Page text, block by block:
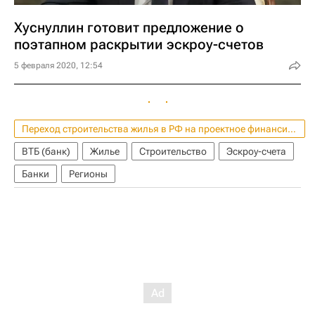
Хуснуллин готовит предложение о
поэтапном раскрытии эскроу-счетов
5 февраля 2020, 12:54
Переход строительства жилья в РФ на проектное финансирование
ВТБ (банк)
Жилье Строительство
Эскроу-счета
Банки
Регионы